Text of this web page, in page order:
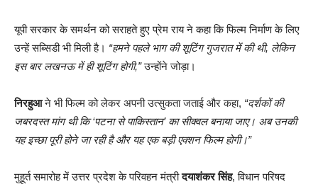
यूपी सरकार के समर्थन को सराहते हुए प्रेम राय ने कहा कि फिल्म निर्माण के लिए
उन्हें सब्सिडी भी मिली है। “हमने पहले भाग की शूटिंग गुजरात में की थी, लेकिन
इस बार लखनऊ में ही शूटिंग होगी,”उन्होंने जोड़ा।
निरहुआने भी फिल्म को लेकर अपनी उत्सुकता जताई और कहा, “दर्शकों की
जबरदस्त मांग थी कि ‘पटना से पाकिस्तान’ का सीक्वल बनाया जाए। अब उनकी
यह इच्छा पूरी होने जा रही है और यह एक बड़ी एक्शन फिल्म होगी।”
मुहूर्त समारोह में उत्तर प्रदेश के परिवहन मंत्रीदयाशंकर सिंह, विधान परिषद